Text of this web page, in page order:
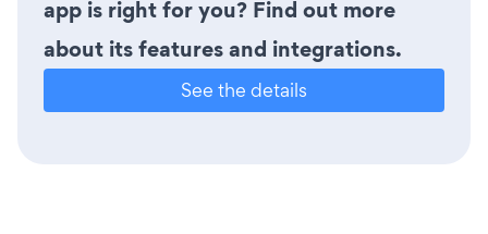
app is right for you? Find out more
about its features and integrations.
See the details